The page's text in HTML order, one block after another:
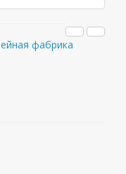
фабрика